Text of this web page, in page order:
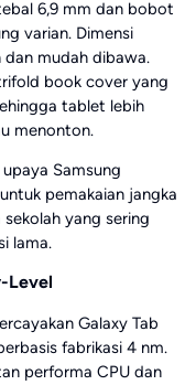
6,9 mm dan bobot
varian. Dimensi
mudah dibawa.
book cover yang
tablet lebih
menonton.
Samsung
pemakaian jangka
yang sering
lama.
Level
Galaxy Tab
fabrikasi 4 nm.
performa CPU dan